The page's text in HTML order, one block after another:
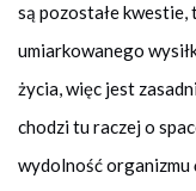
są pozostałe
umiarkowanego
życia, więc jest
chodzi tu raczej o
wydolność organizmu